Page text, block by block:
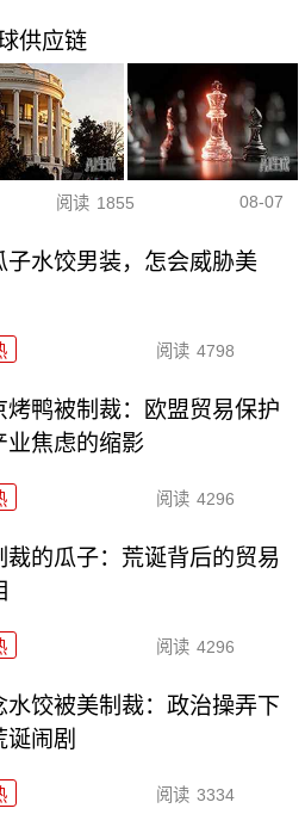
供应链
阅读 1855 08-07
子水饺男装，怎会威胁美
阅读 4798
烤鸭被制裁：欧盟贸易保护
业焦虑的缩影
阅读 4296
裁的瓜子：荒诞背后的贸易
阅读 4296
水饺被美制裁：政治操弄下
诞闹剧
阅读 3334